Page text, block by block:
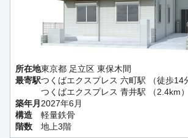
所在地東京都 足立区 東保木間
最寄駅つくばエクスプレス 六町駅 （徒歩14
つくばエクスプレス 青井駅 （2.4km）
築年月 2027年6月
構造
軽量鉄骨
階数
地上3階